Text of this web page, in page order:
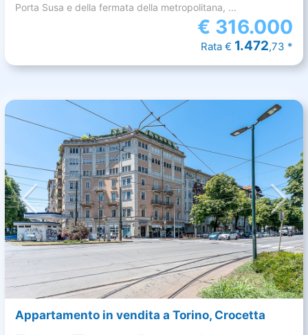
Porta Susa e della fermata della metropolitana, ...
€ 316.000
Rata € 1.472,73 *
Appartamento in vendita a Torino, Crocetta